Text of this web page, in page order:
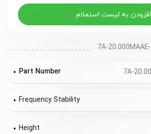
افزودن به لیست استعلام
Part Number
Frequency Stability
Height